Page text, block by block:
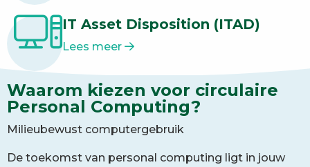
IT Asset Disposition (ITAD)
Lees meer
Waarom kiezen voor circulaire
Personal Computing?
Milieubewust computergebruik
De toekomst van personal computing ligt in jouw